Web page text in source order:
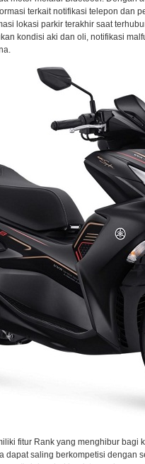
terkait notifikasi telepon dan
lokasi parkir terakhir saat
kondisi aki dan oli, notifikasi
fitur Rank yang menghibur bagi
dapat saling berkompetisi dengan